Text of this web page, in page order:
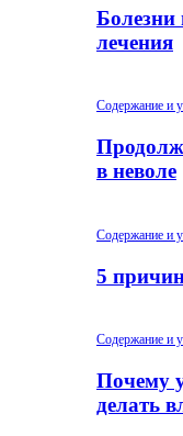
лечения
Содержание и
в неволе
Содержание и
5
Содержание и
Почему
делать